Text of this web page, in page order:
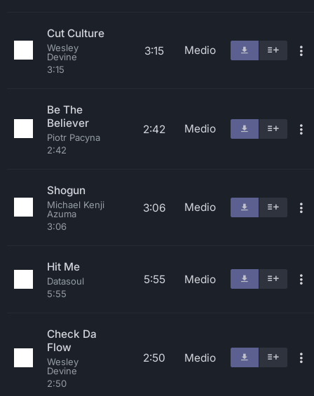
Cut Culture
Wesley
Devine
3:15
3:15 Medio
Be The
Believer
Piotr Pacyna
2:42
2:42 Medio
Shogun
Michael Kenji
Azuma
3:06
3:06 Medio
Hit Me
Datasoul
5:55
5:55 Medio
Check Da
Flow
Wesley
Devine
2:50
2:50 Medio